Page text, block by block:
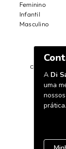
Feminino
Infantil
Masculino
Copyright ©